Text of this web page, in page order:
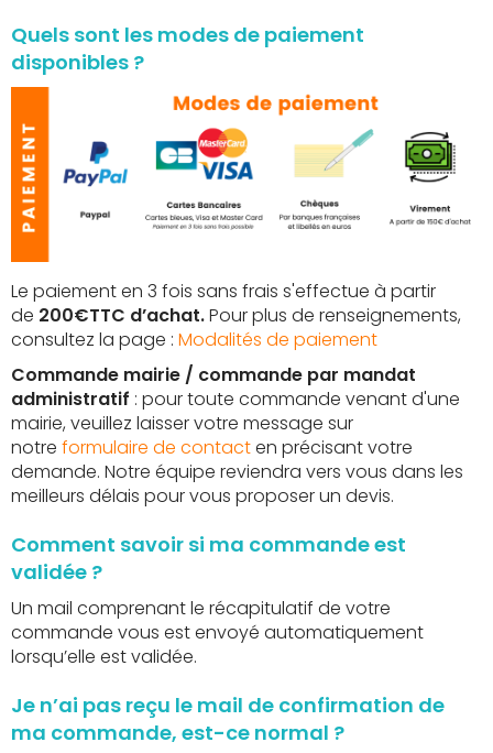
Quels sont les modes de paiement
disponibles ?
Le paiement en 3 fois sans frais s'effectue à partir
de 200€TTC d’achat.Pour plus de renseignements,
consultez la page : Modalités de paiement
Commande mairie / commande par mandat
administratif : pour toute commande venant d'une
mairie, veuillez laisser votre message sur
notre formulaire de contacten précisant votre
demande. Notre équipe reviendra vers vous dans les
meilleurs délais pour vous proposer un devis.
Comment savoir si ma commande est
validée ?
Un mail comprenant le récapitulatif de votre
commande vous est envoyé automatiquement
lorsqu’elle est validée.
Je n’ai pas reçu le mail de confirmation de
ma commande, est-ce normal ?